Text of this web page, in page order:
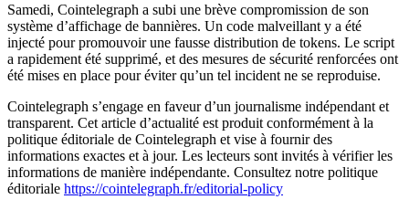
Samedi, Cointelegraph a subi une brève compromission de son
système d’affichage de bannières. Un code malveillant y a été
injecté pour promouvoir une fausse distribution de tokens. Le script
a rapidement été supprimé, et des mesures de sécurité renforcées ont
été mises en place pour éviter qu’un tel incident ne se reproduise.
Cointelegraph s’engage en faveur d’un journalisme indépendant et
transparent. Cet article d’actualité est produit conformément à la
politique éditoriale de Cointelegraph et vise à fournir des
informations exactes et à jour. Les lecteurs sont invités à vérifier les
informations de manière indépendante. Consultez notre politique
éditoriale https://cointelegraph.fr/editorial-policy